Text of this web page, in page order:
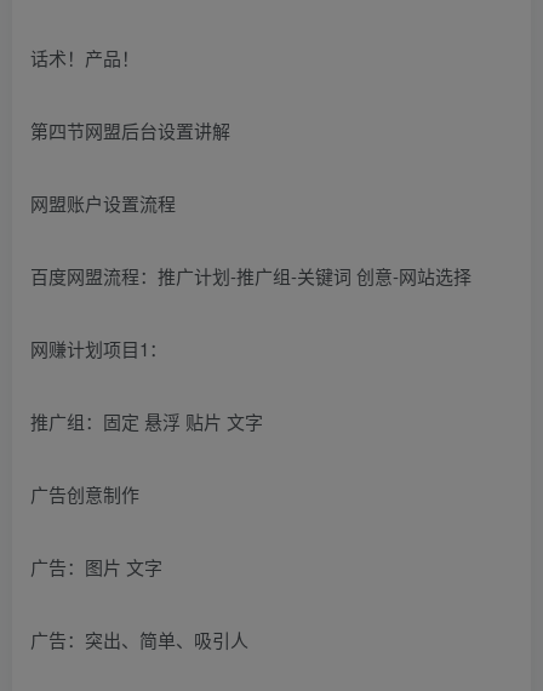
话术！产品！
第四节网盟后台设置讲解
网盟账户设置流程
百度网盟流程：推广计划-推广组-关键词 创意-网站选择
网赚计划项目1：
推广组：固定 悬浮 贴片 文字
广告创意制作
广告：图片 文字
广告：突出、简单、吸引人